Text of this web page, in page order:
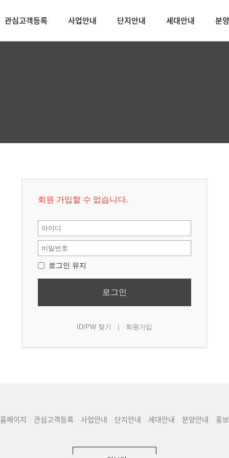
관심고객등록 사업안내 단지안내 세대안내 분
회원 가입할 수 없습니다.
로그인 유지
로그인
ID/PW 찾기 | 회원가입
페이지 관심고객등록 사업안내 단지안내 세대안내 분양안내 홍